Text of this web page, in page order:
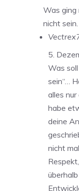
Was ging
nicht sein.
5.
Was
sein“…
alles
habe
deine
nicht